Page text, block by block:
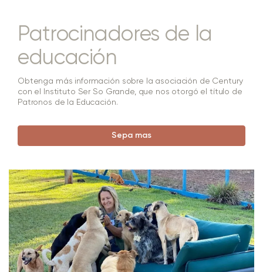
Patrocinadores de la
educación
Obtenga más información sobre la asociación de Century
con el Instituto Ser So Grande, que nos otorgó el título de
Patronos de la Educación.
Sepa mas